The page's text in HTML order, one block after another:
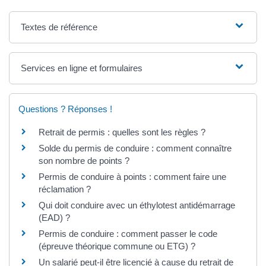
Textes de référence
Services en ligne et formulaires
Questions ? Réponses !
Retrait de permis : quelles sont les règles ?
Solde du permis de conduire : comment connaître
son nombre de points ?
Permis de conduire à points : comment faire une
réclamation ?
Qui doit conduire avec un éthylotest antidémarrage
(EAD) ?
Permis de conduire : comment passer le code
(épreuve théorique commune ou ETG) ?
Un salarié peut-il être licencié à cause du retrait de